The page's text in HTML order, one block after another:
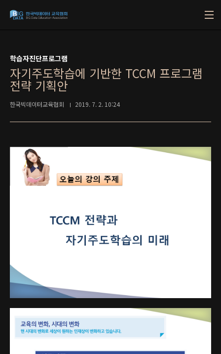
학습자진단프로그램
자기주도학습에 기반한 TCCM 프로그램
전략 기획안
한국빅데이터교육협회 2019. 7. 2. 10:24